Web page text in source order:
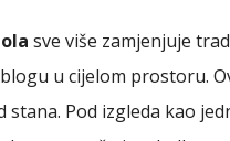
sve više zamjenjuje
u cijelom prostoru.
Pod izgleda kao